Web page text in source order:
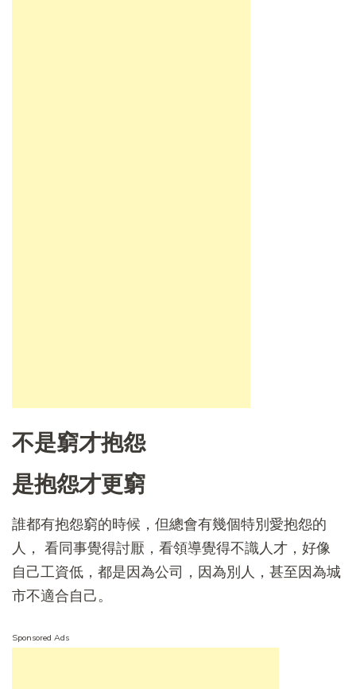
不是窮才抱怨
是抱怨才更窮
誰都有抱怨窮的時候，但總會有幾個特別愛抱怨的
人， 看同事覺得討厭，看領導覺得不識人才，好像
自己工資低，都是因為公司，因為別人，甚至因為城
市不適合自己。
Sponsored Ads